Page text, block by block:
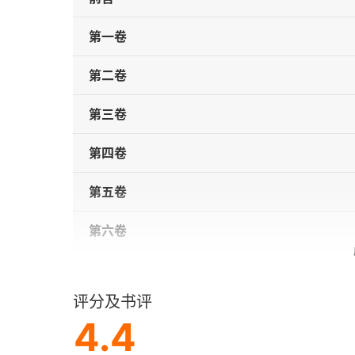
第一卷
第二卷
第三卷
第四卷
第五卷
第六卷
第八卷
第九卷
评分及书评
4.4